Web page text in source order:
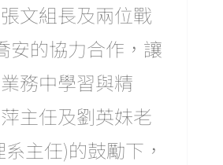
文組長及兩位戰
安的協力合作，讓
務中學習與精
主任及劉英妹老
主任)的鼓勵下，